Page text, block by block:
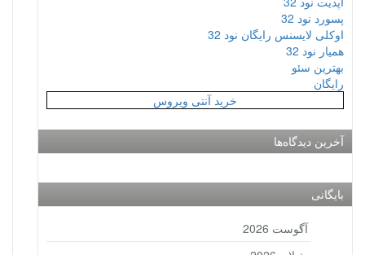
پسورد نود 32
اوکلی لایسنس رایگان نود 32
همیار نود 32
بهترین سئو
رایگان
خرید آنتی ویروس
آخرین دیدگاه‌ها
بایگانی
آگوست 2026